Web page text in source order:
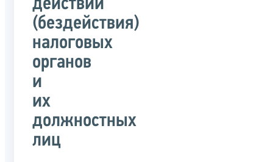
действий
(бездействия)
налоговых
органов
и
их
должностных
лиц